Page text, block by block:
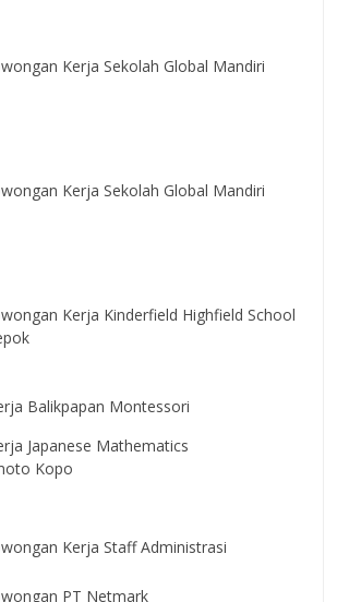
Kerja Sekolah Global Mandiri
Kerja Sekolah Global Mandiri
Kerja Kinderfield Highfield School
Balikpapan Montessori
Japanese Mathematics
Kopo
Kerja Staff Administrasi
PT Netmark